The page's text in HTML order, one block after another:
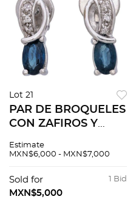
Lot 21
PAR DE BROQUELES
CON ZAFIROS Y
BLANCO DE 14K.
~0.50 ct y diamantes
corte brillante ~0.03
Estimate
MXN$6,000 - MXN$7,000
1 Bid
Sold for
MXN$5,000